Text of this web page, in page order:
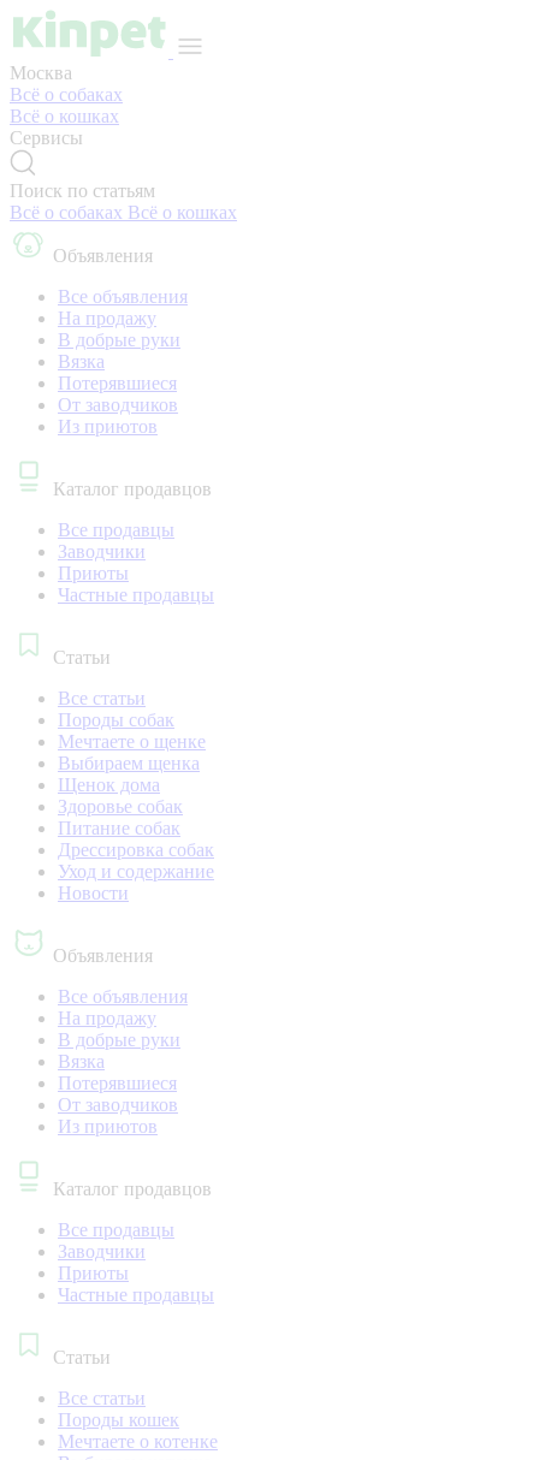
Москва
Всё о собаках
Всё о кошках
Сервисы
Поиск по статьям
Всё о собаках Всё о кошках
Объявления
Все объявления
На продажу
В добрые руки
Вязка
Потерявшиеся
От заводчиков
Из приютов
Каталог продавцов
Все продавцы
Заводчики
Приюты
Частные продавцы
Статьи
Все статьи
Породы собак
Мечтаете о щенке
Выбираем щенка
Щенок дома
Здоровье собак
Питание собак
Дрессировка собак
Уход и содержание
Новости
Объявления
Все объявления
На продажу
В добрые руки
Вязка
Потерявшиеся
От заводчиков
Из приютов
Каталог продавцов
Все продавцы
Заводчики
Приюты
Частные продавцы
Статьи
Все статьи
Породы кошек
Мечтаете о котенке